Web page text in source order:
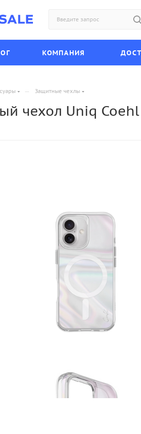
КОМПАНИЯ
— Защитные чехлы
чехол Uniq